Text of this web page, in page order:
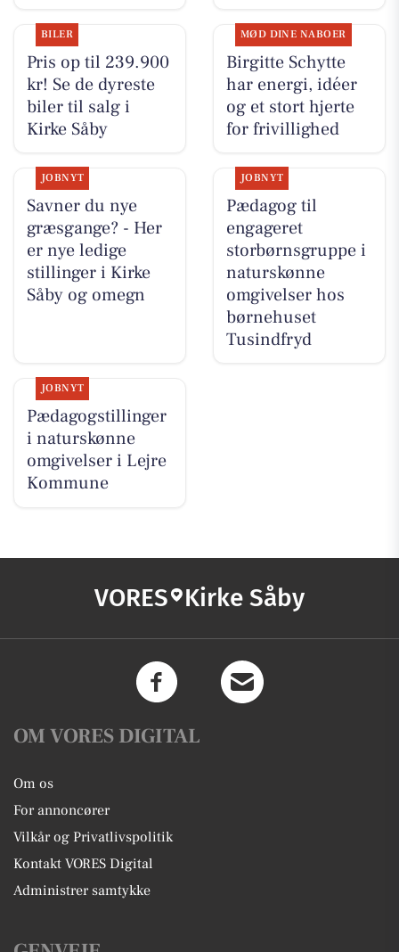
BILER
Pris op til 239.900
kr! Se de dyreste
biler til salg i
Kirke Såby
MØD DINE NABOER
Birgitte Schytte
har energi, idéer
og et stort hjerte
for frivillighed
JOBNYT
Savner du nye
græsgange? - Her
er nye ledige
stillinger i Kirke
Såby og omegn
JOBNYT
Pædagog til
engageret
storbørnsgruppe i
naturskønne
omgivelser hos
børnehuset
Tusindfryd
JOBNYT
Pædagogstillinger
i naturskønne
omgivelser i Lejre
Kommune
VORES Kirke Såby
OM VORES DIGITAL
Om os
For annoncører
Vilkår og Privatlivspolitik
Kontakt VORES Digital
Administrer samtykke